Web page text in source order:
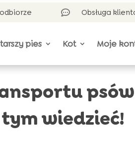
 Obsługa
pies Kot Moje
wiedzieć!